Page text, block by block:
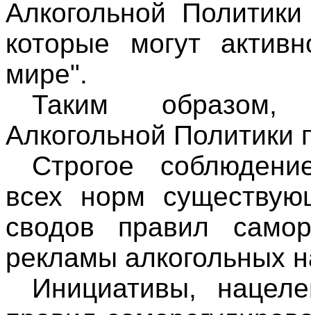
Алкогольной
которые могут
мире".
Таким образом,
Алкогольной Политики
Строгое
всех норм
сводов правил
рекламы алкогольных
Инициативы,